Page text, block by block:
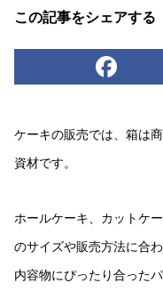
この記事をシェアする
ケーキの販売では、箱は
資材です。
ホールケーキ、カットケ
のサイズや販売方法に合
内容物にぴったり合った